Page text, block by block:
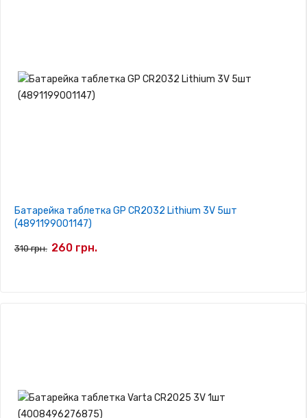
Батарейка таблетка GP CR2032 Lithium 3V 5шт
(4891199001147)
310 грн. 260 грн.